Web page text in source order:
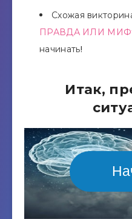
Схожая
ПРАВДА ИЛИ
начинать!
Итак,